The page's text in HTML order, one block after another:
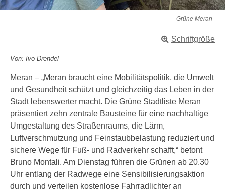
Grüne Meran
Schriftgröße
Von: Ivo Drendel
Meran – „Meran braucht eine Mobilitätspolitik, die Umwelt
und Gesundheit schützt und gleichzeitig das Leben in der
Stadt lebenswerter macht. Die Grüne Stadtliste Meran
präsentiert zehn zentrale Bausteine für eine nachhaltige
Umgestaltung des Straßenraums, die Lärm,
Luftverschmutzung und Feinstaubbelastung reduziert und
sichere Wege für Fuß- und Radverkehr schafft,“ betont
Bruno Montali. Am Dienstag führen die Grünen ab 20.30
Uhr entlang der Radwege eine Sensibilisierungsaktion
durch und verteilen kostenlose Fahrradlichter an